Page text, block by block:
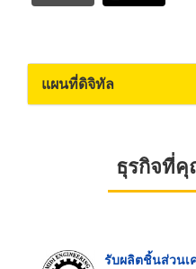
แผนที่ดิจิทัล
ธุรกิจที่
รับผลิตชิ้นส่วนเ